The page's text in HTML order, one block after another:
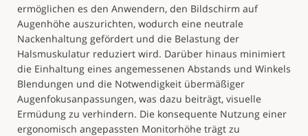
ermöglichen es den Anwendern, den Bildschirm auf
Augenhöhe auszurichten, wodurch eine neutrale
Nackenhaltung gefördert und die Belastung der
Halsmuskulatur reduziert wird. Darüber hinaus minimiert
die Einhaltung eines angemessenen Abstands und Winkels
Blendungen und die Notwendigkeit übermäßiger
Augenfokusanpassungen, was dazu beiträgt, visuelle
Ermüdung zu verhindern. Die konsequente Nutzung einer
ergonomisch angepassten Monitorhöhe trägt zu